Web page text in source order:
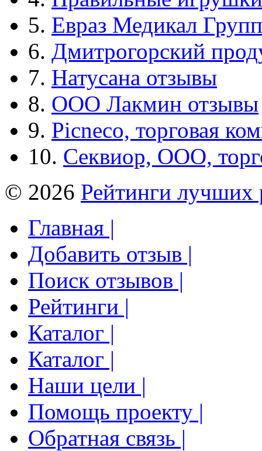
5. Евраз Медикал Групп
6. Дмитрогорский
7. Натусана отзывы
8. ООО Лакмин отзывы
9. Picneco, торговая
10. Секвиор, ООО,
© 2026 Рейтинги лучших
Главная |
Добавить отзыв |
Поиск отзывов |
Рейтинги |
Каталог |
Каталог |
Наши цели |
Помощь проекту |
Обратная связь |